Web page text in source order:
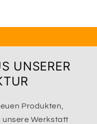
UNSERER
Produkten,
unsere Werkstatt